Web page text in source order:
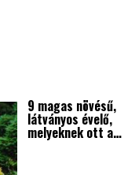
9 magas növésű,
látványos évelő,
melyeknek ott a…